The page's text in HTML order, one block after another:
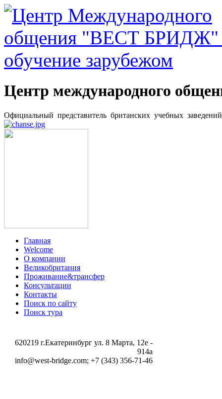
Центр международного
Официальный представитель британских учебных
Главная
Welcome
О компании
Великобритания
Проживание&трансфер
Консультации
Контакты
Поиск по сайту
Поиск тура
620219 г.Екатеринбург ул. 8 Марта, 12e -
914a
info@west-bridge.com; +7 (343) 356-71-46